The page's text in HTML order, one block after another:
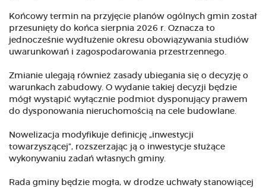
Końcowy termin na przyjęcie planów ogólnych gmin został
przesunięty do końca sierpnia 2026 r. Oznacza to
jednocześnie wydłużenie okresu obowiązywania studiów
uwarunkowań i zagospodarowania przestrzennego.
Zmianie ulegają również zasady ubiegania się o decyzję o
warunkach zabudowy. O wydanie takiej decyzji będzie
mógł wystąpić wyłącznie podmiot dysponujący prawem
do dysponowania nieruchomością na cele budowlane.
Nowelizacja modyfikuje definicję „inwestycji
towarzyszącej”, rozszerzając ją o inwestycje służące
wykonywaniu zadań własnych gminy.
Rada gminy będzie mogła, w drodze uchwały stanowiącej